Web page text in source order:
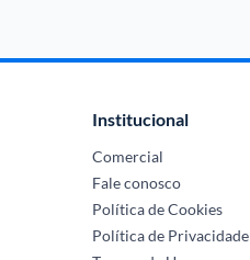
Institucional
Comercial
Fale conosco
Política de Cookies
Política de Privacidade